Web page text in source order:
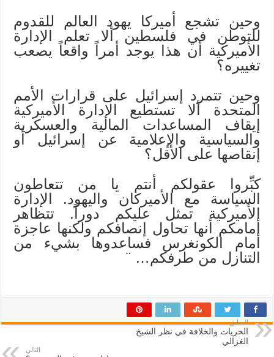
وحين تشجع أميركا يهود العالم للقدوم
للتوطن في فلسطين ألا تعلم الإدارة
الأميركية أن هذا يوجد أمراً واقعاً يصعب
تغييره؟
وحين تتمرد إسرائيل على قرارات الأمم
المتحدة ألا تستطيع الإدارة الأميركية
إيقاف المساعدات المالية والعسكرية
والسياسية والإعلامية عن إسرائيل أو
إنقاصها على الأقل؟
كبِّروا عقولكم أنتم يا من تتعاطون
السياسة مع الأميركان واليهود. الإدارة
الأميركية تمثل عليكم دوراً. تتظاهر
أمامكم أنها تحاول إنصافكم ولكنها عاجزة
أمام الكونغرس فساعدوها بشيء من
التنازل من طرفكم… ¨
السابق
الحريات والخلافة في نظر الشيخ
الغزالي
التالي